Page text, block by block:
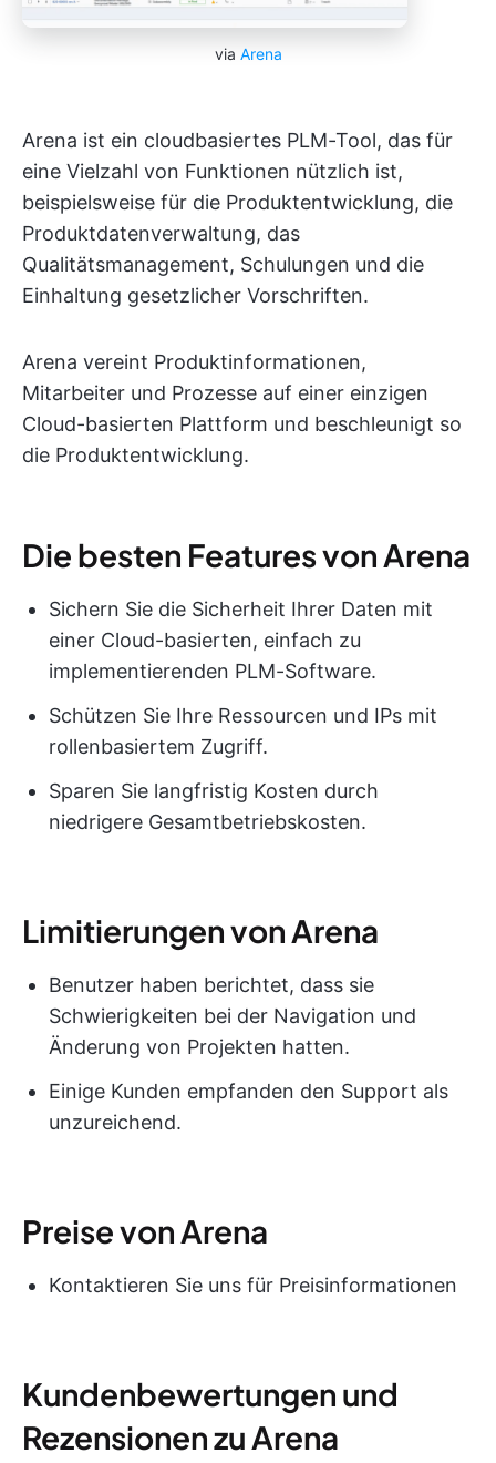
via Arena
Arena ist ein cloudbasiertes PLM-Tool, das für
eine Vielzahl von Funktionen nützlich ist,
beispielsweise für die Produktentwicklung, die
Produktdatenverwaltung, das
Qualitätsmanagement, Schulungen und die
Einhaltung gesetzlicher Vorschriften.
Arena vereint Produktinformationen,
Mitarbeiter und Prozesse auf einer einzigen
Cloud-basierten Plattform und beschleunigt so
die Produktentwicklung.
Die besten Features von Arena
Sichern Sie die Sicherheit Ihrer Daten mit
einer Cloud-basierten, einfach zu
implementierenden PLM-Software.
Schützen Sie Ihre Ressourcen und IPs mit
rollenbasiertem Zugriff.
Sparen Sie langfristig Kosten durch
niedrigere Gesamtbetriebskosten.
Limitierungen von Arena
Benutzer haben berichtet, dass sie
Schwierigkeiten bei der Navigation und
Änderung von Projekten hatten.
Einige Kunden empfanden den Support als
unzureichend.
Preise von Arena
Kontaktieren Sie uns für Preisinformationen
Kundenbewertungen und
Rezensionen zu Arena